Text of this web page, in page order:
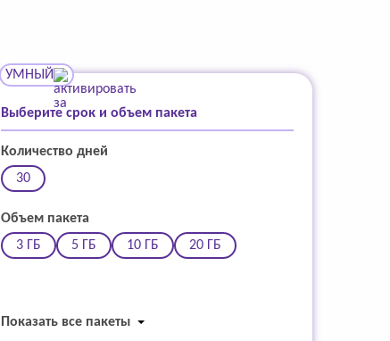
УМНЫЙ
Выберите срок и объем пакета
Количество дней
30
Объем пакета
3 ГБ
5 ГБ 10 ГБ 20 ГБ
Показать все пакеты